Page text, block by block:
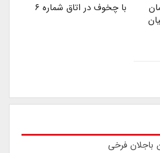
با چخوف در اتاق شماره ۶
فرخی